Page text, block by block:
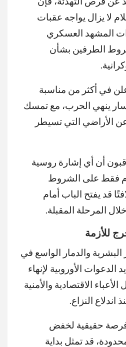
لا يزال يواجه عقبات
المشهد العسكري
الطرفين بشأن
في أكثر من مناسبة
ينهي الحرب، مع تمسك
الأراضي التي تسيطر
أن أي إشارة روسية
فقط على الشروط
قد يفتح الباب أمام
المرحلة المقبلة.
للأزمة
والدمار الواسع في
الدعوات الأوروبية لإنهاء
الاقتصادية والأمنية
اندلاع النزاع.
حقيقية لخفض
قد تمثل بداية